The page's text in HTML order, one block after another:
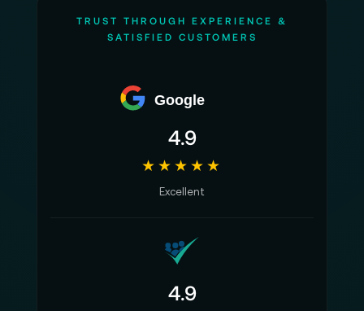
TRUST THROUGH EXPERIENCE &
SATISFIED CUSTOMERS
Google
4.9
★★★★★
Excellent
4.9